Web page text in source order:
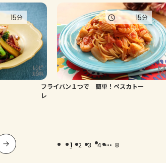
15分
フライパン１つで 簡単！ペスカトー
レ
15分
1 2 3 4 ... 8